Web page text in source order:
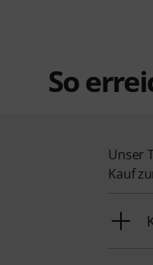
So
Unser
Kauf